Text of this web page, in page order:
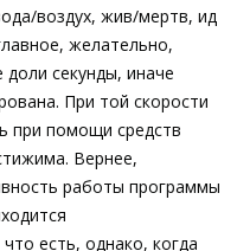
воздух, жив/мертв, ид
желательно,
секунды, иначе
При той скорости
при помощи средств
Вернее,
работы программы
есть, однако, когда